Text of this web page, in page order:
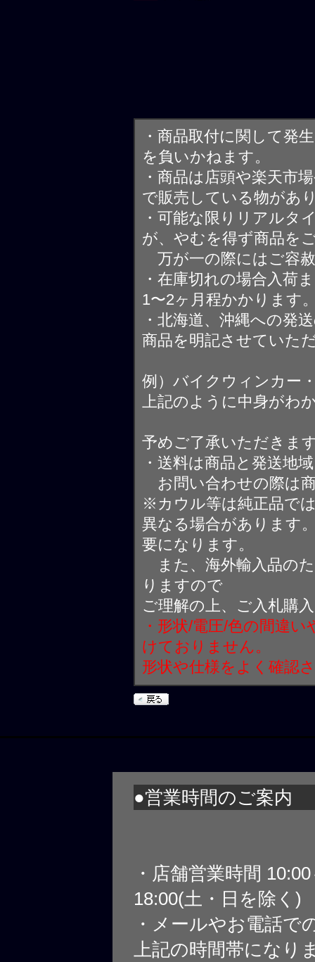
・商品取付に関して発
を負いかねます。
・商品は店頭や楽天市
で販売している物があ
・可能な限りリアルタ
が、やむを得ず商品を
万が一の際にはご容
・在庫切れの場合入荷
1〜2ヶ月程かかります
・北海道、沖縄への発
商品を明記させていた
例）バイクウィンカー
上記のように中身がわ
予めご了承いただきま
・送料は商品と発送地
お問い合わせの際は
※カウル等は純正品で
異なる場合があります
要になります。
また、海外輸入品の
りますので
ご理解の上、ご入札購
・形状/電圧/色の間違
けておりません。
形状や仕様をよく確認
●営業時間のご案内
・店舗営業時間
18:00(土・日を除く)
・メールやお電話で
上記の時間帯になり